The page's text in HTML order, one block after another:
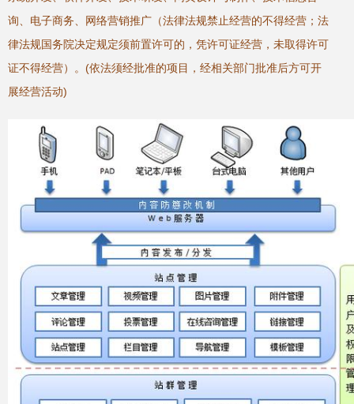
询、电子商务、网络营销推广（法律法规禁止经营的不得经营；法
律法规国务院决定规定须前置许可的，凭许可证经营，未取得许可
证不得经营）。(依法须经批准的项目，经相关部门批准后方可开
展经营活动)